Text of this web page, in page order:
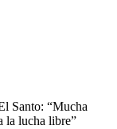
Santo: “Mucha
la lucha libre”